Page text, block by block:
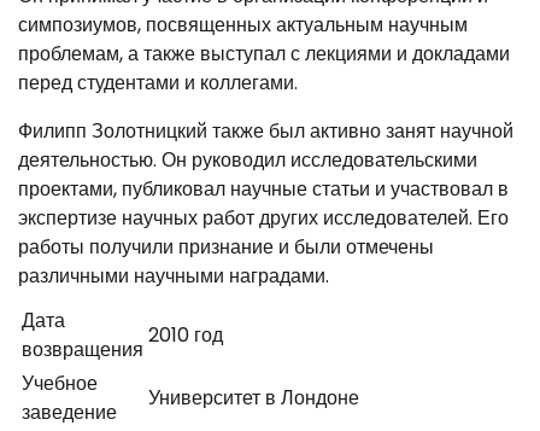
симпозиумов, посвященных актуальным научным
проблемам, а также выступал с лекциями и докладами
перед студентами и коллегами.
Филипп Золотницкий также был активно занят научной
деятельностью. Он руководил исследовательскими
проектами, публиковал научные статьи и участвовал в
экспертизе научных работ других исследователей. Его
работы получили признание и были отмечены
различными научными наградами.
Дата
возвращения
2010 год
Учебное
заведение
Университет в Лондоне